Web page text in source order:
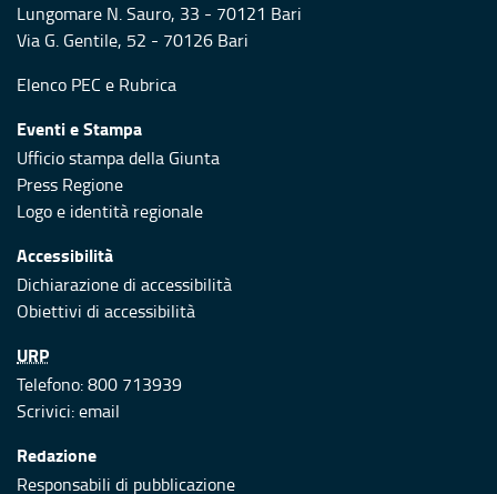
Lungomare N. Sauro, 33 - 70121 Bari
Via G. Gentile, 52 - 70126 Bari
Elenco PEC e Rubrica
Eventi e Stampa
Ufficio stampa della Giunta
Press Regione
Logo e identità regionale
Accessibilità
Dichiarazione di accessibilità
Obiettivi di accessibilità
URP
Telefono: 800 713939
Scrivici:email
Redazione
Responsabili di pubblicazione